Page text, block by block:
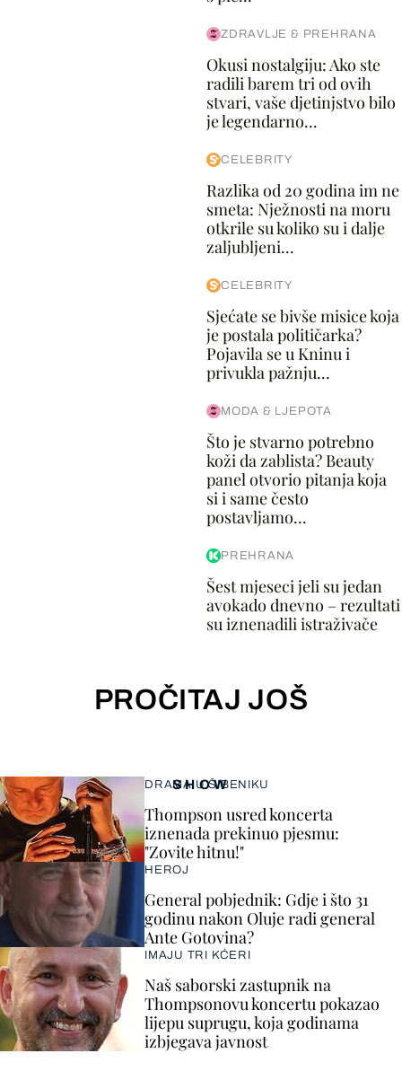
ZDRAVLJE & PREHRANA
Okusi nostalgiju: Ako ste
radili barem tri od ovih
stvari, vaše djetinjstvo bilo
je legendarno...
CELEBRITY
Razlika od 20 godina im ne
smeta: Nježnosti na moru
otkrile su koliko su i dalje
zaljubljeni...
CELEBRITY
Sjećate se bivše misice koja
je postala političarka?
Pojavila se u Kninu i
privukla pažnju...
MODA & LJEPOTA
Što je stvarno potrebno
koži da zablista? Beauty
panel otvorio pitanja koja
si i same često
postavljamo...
PREHRANA
Šest mjeseci jeli su jedan
avokado dnevno – rezultati
su iznenadili istraživače
PROČITAJ JOŠ
SHOW
DRAMA U ŠIBENIKU
Thompson usred koncerta
iznenada prekinuo pjesmu:
"Zovite hitnu!"
HEROJ
General pobjednik: Gdje i što 31
godinu nakon Oluje radi general
Ante Gotovina?
IMAJU TRI KĆERI
Naš saborski zastupnik na
Thompsonovu koncertu pokazao
lijepu suprugu, koja godinama
izbjegava javnost